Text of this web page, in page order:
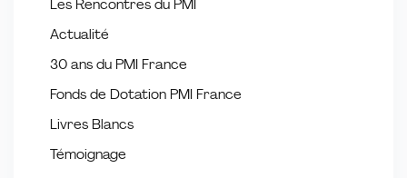
Les Rencontres du PMI
Actualité
30 ans du PMI France
Fonds de Dotation PMI France
Livres Blancs
Témoignage